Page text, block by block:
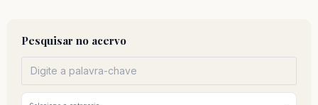
Pesquisar no acervo